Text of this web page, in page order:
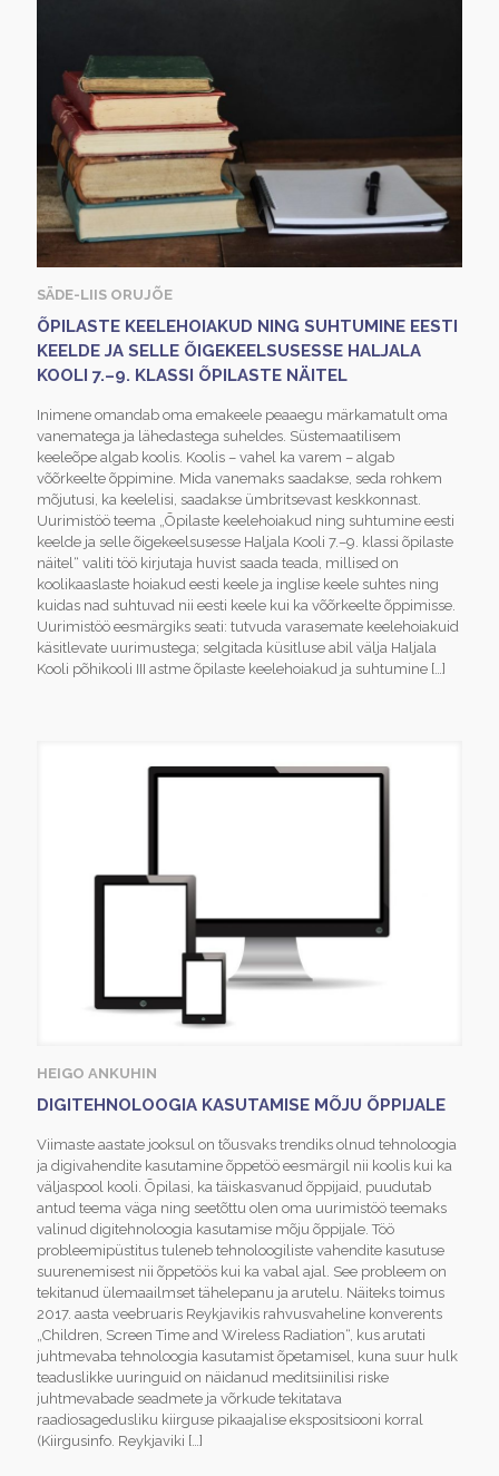
SÄDE-LIIS ORUJÕE
ÕPILASTE KEELEHOIAKUD NING SUHTUMINE EESTI
KEELDE JA SELLE ÕIGEKEELSUSESSE HALJALA
KOOLI 7.–9. KLASSI ÕPILASTE NÄITEL
Inimene omandab oma emakeele peaaegu märkamatult oma
vanematega ja lähedastega suheldes. Süstemaatilisem
keeleõpe algab koolis. Koolis – vahel ka varem – algab
võõrkeelte õppimine. Mida vanemaks saadakse, seda rohkem
mõjutusi, ka keelelisi, saadakse ümbritsevast keskkonnast.
Uurimistöö teema „Õpilaste keelehoiakud ning suhtumine eesti
keelde ja selle õigekeelsusesse Haljala Kooli 7.–9. klassi õpilaste
näitel“ valiti töö kirjutaja huvist saada teada, millised on
koolikaaslaste hoiakud eesti keele ja inglise keele suhtes ning
kuidas nad suhtuvad nii eesti keele kui ka võõrkeelte õppimisse.
Uurimistöö eesmärgiks seati: tutvuda varasemate keelehoiakuid
käsitlevate uurimustega; selgitada küsitluse abil välja Haljala
Kooli põhikooli III astme õpilaste keelehoiakud ja suhtumine […]
HEIGO ANKUHIN
DIGITEHNOLOOGIA KASUTAMISE MÕJU ÕPPIJALE
Viimaste aastate jooksul on tõusvaks trendiks olnud tehnoloogia
ja digivahendite kasutamine õppetöö eesmärgil nii koolis kui ka
väljaspool kooli. Õpilasi, ka täiskasvanud õppijaid, puudutab
antud teema väga ning seetõttu olen oma uurimistöö teemaks
valinud digitehnoloogia kasutamise mõju õppijale. Töö
probleemipüstitus tuleneb tehnoloogiliste vahendite kasutuse
suurenemisest nii õppetöös kui ka vabal ajal. See probleem on
tekitanud ülemaailmset tähelepanu ja arutelu. Näiteks toimus
2017. aasta veebruaris Reykjavikis rahvusvaheline konverents
„Children, Screen Time and Wireless Radiation“, kus arutati
juhtmevaba tehnoloogia kasutamist õpetamisel, kuna suur hulk
teaduslikke uuringuid on näidanud meditsiinilisi riske
juhtmevabade seadmete ja võrkude tekitatava
raadiosagedusliku kiirguse pikaajalise ekspositsiooni korral
(Kiirgusinfo. Reykjaviki […]